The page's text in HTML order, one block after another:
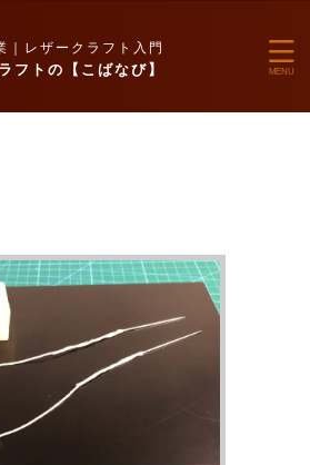
｜レザークラフト入門
フトの【こばなび】